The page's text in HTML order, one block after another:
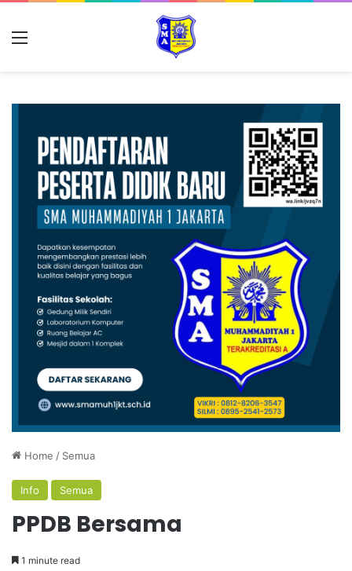
Home / Semua
Info Semua
PPDB Bersama
1 minute read